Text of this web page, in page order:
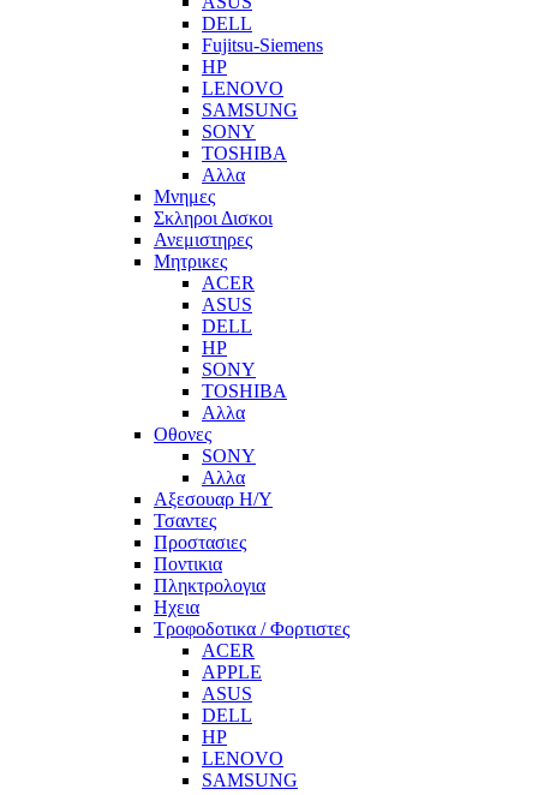
DELL
Fujitsu-Siemens
HP
LENOVO
SAMSUNG
SONY
TOSHIBA
Αλλα
Μνημες
Σκληροι Δισκοι
Ανεμιστηρες
Μητρικες
ACER
ASUS
DELL
HP
SONY
TOSHIBA
Αλλα
Οθονες
SONY
Αλλα
Αξεσουαρ Η/Υ
Τσαντες
Προστασιες
Ποντικια
Πληκτρολογια
Ηχεια
Τροφοδοτικα / Φορτιστες
ACER
APPLE
ASUS
DELL
HP
LENOVO
SAMSUNG